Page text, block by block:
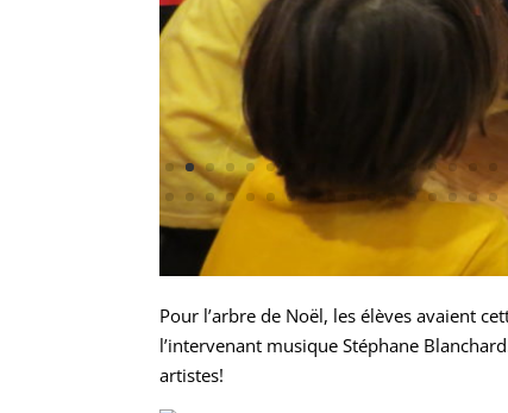
Pour l’arbre de Noël, les élèves avaient
l’intervenant musique Stéphane
artistes!